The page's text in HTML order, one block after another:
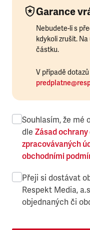
Garance
Nebudete-li s
kdykoli zrušit.
částku.
V případě
Souhlasím, že mé
dle Zásad
zpracovávaných
obchodními
Přeji si dostávat
Respekt Media,
objednaných či